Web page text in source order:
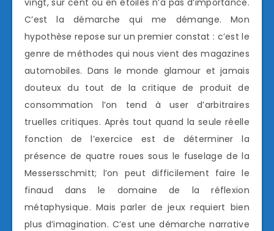
C’est la démarche qui me démange. Mon
hypothèse repose sur un premier constat : c’est le
genre de méthodes qui nous vient des magazines
automobiles. Dans le monde glamour et jamais
douteux du tout de la critique de produit de
consommation l’on tend à user d’arbitraires
truelles critiques. Après tout quand la seule réelle
fonction de l’exercice est de déterminer la
présence de quatre roues sous le fuselage de la
Messersschmitt; l’on peut difficilement faire le
finaud dans le domaine de la réflexion
métaphysique. Mais parler de jeux requiert bien
plus d’imagination. C’est une démarche narrative